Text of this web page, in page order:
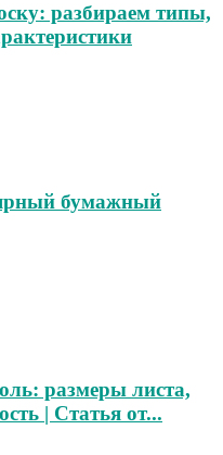
разбираем типы,
бумажный
размеры листа,
| Статья от...